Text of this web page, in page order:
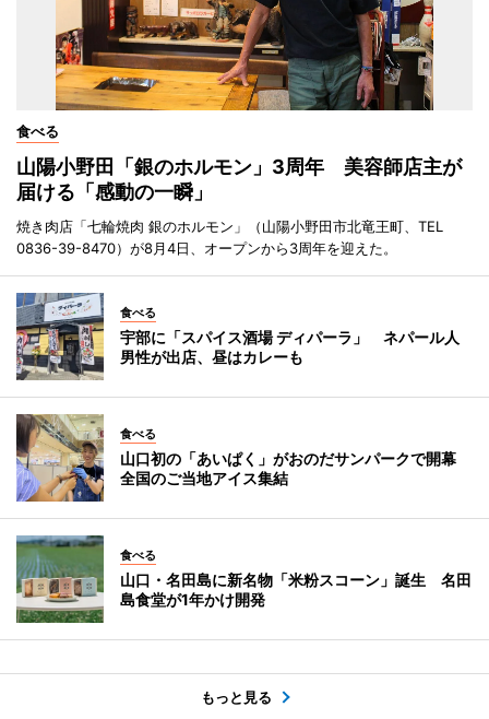
食べる
山陽小野田「銀のホルモン」3周年 美容師店主が
届ける「感動の一瞬」
焼き肉店「七輪焼肉 銀のホルモン」（山陽小野田市北竜王町、TEL
0836-39-8470）が8月4日、オープンから3周年を迎えた。
食べる
宇部に「スパイス酒場 ディパーラ」 ネパール人
男性が出店、昼はカレーも
食べる
山口初の「あいぱく」がおのだサンパークで開幕
全国のご当地アイス集結
食べる
山口・名田島に新名物「米粉スコーン」誕生 名田
島食堂が1年かけ開発
もっと見る